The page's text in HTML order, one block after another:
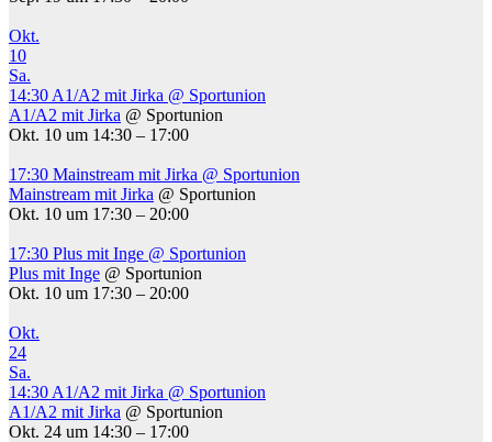
Okt.
10
Sa.
14:30 A1/A2 mit Jirka @ Sportunion
A1/A2 mit Jirka @ Sportunion
Okt. 10 um 14:30 – 17:00
17:30 Mainstream mit Jirka @ Sportunion
Mainstream mit Jirka @ Sportunion
Okt. 10 um 17:30 – 20:00
17:30 Plus mit Inge @ Sportunion
Plus mit Inge @ Sportunion
Okt. 10 um 17:30 – 20:00
Okt.
24
Sa.
14:30 A1/A2 mit Jirka @ Sportunion
A1/A2 mit Jirka @ Sportunion
Okt. 24 um 14:30 – 17:00